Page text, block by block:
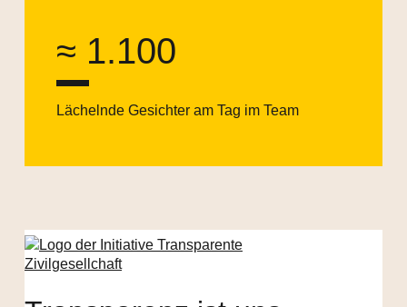
≈ 1.100
Lächelnde Gesichter am Tag im Team